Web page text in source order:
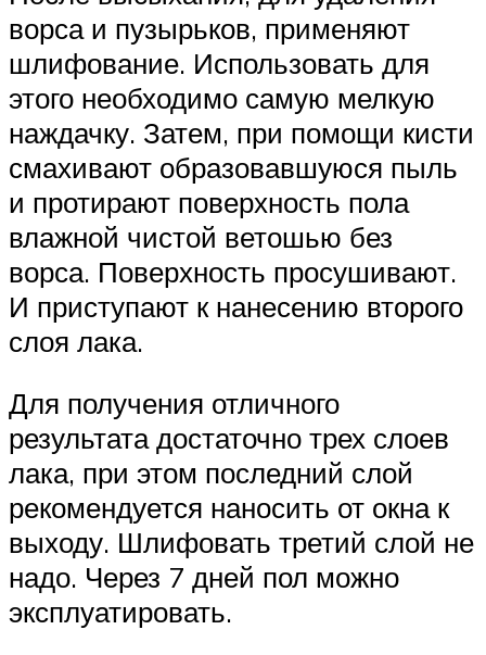
ворса и пузырьков, применяют
шлифование. Использовать для
этого необходимо самую мелкую
наждачку. Затем, при помощи кисти
смахивают образовавшуюся пыль
и протирают поверхность пола
влажной чистой ветошью без
ворса. Поверхность просушивают.
И приступают к нанесению второго
слоя лака.
Для получения отличного
результата достаточно трех слоев
лака, при этом последний слой
рекомендуется наносить от окна к
выходу. Шлифовать третий слой не
надо. Через 7 дней пол можно
эксплуатировать.